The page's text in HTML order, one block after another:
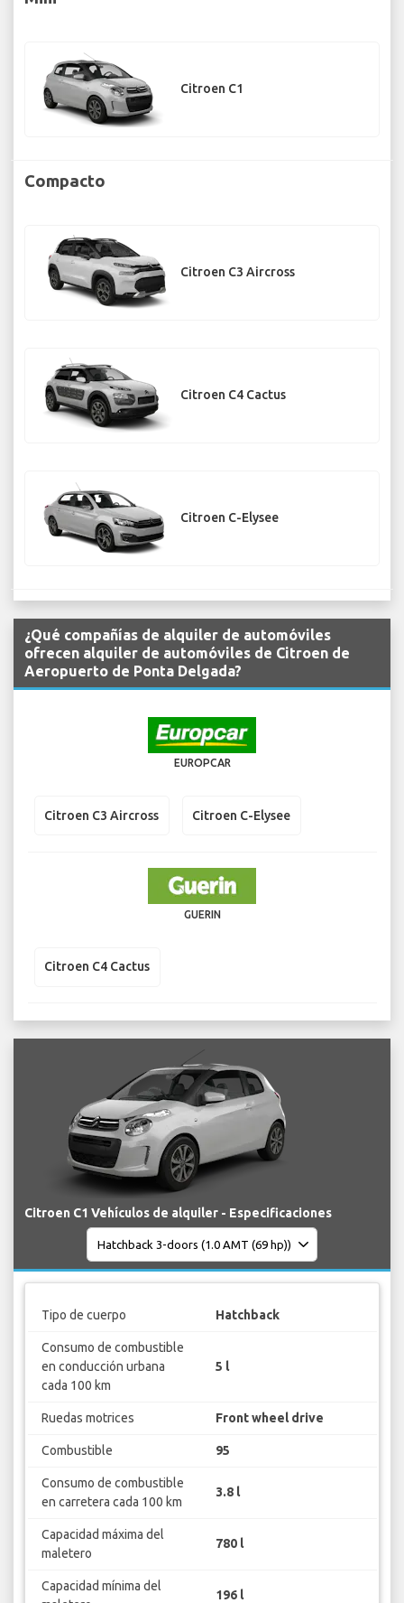
Citroen C1
Compacto
Citroen C3 Aircross
Citroen C4 Cactus
Citroen C-Elysee
¿Qué compañías de alquiler de automóviles
ofrecen alquiler de automóviles de Citroen de
Aeropuerto de Ponta Delgada?
EUROPCAR
Citroen C3 Aircross Citroen C-Elysee
GUERIN
Citroen C4 Cactus
Citroen C1 Vehículos de alquiler - Especificaciones
Tipo de cuerpo Hatchback
Consumo de combustible
en conducción urbana
cada 100 km
5 l
Ruedas motrices Front wheel drive
Combustible 95
Consumo de combustible
en carretera cada 100 km
3.8 l
Capacidad máxima del
maletero
780 l
Capacidad mínima del
196 l